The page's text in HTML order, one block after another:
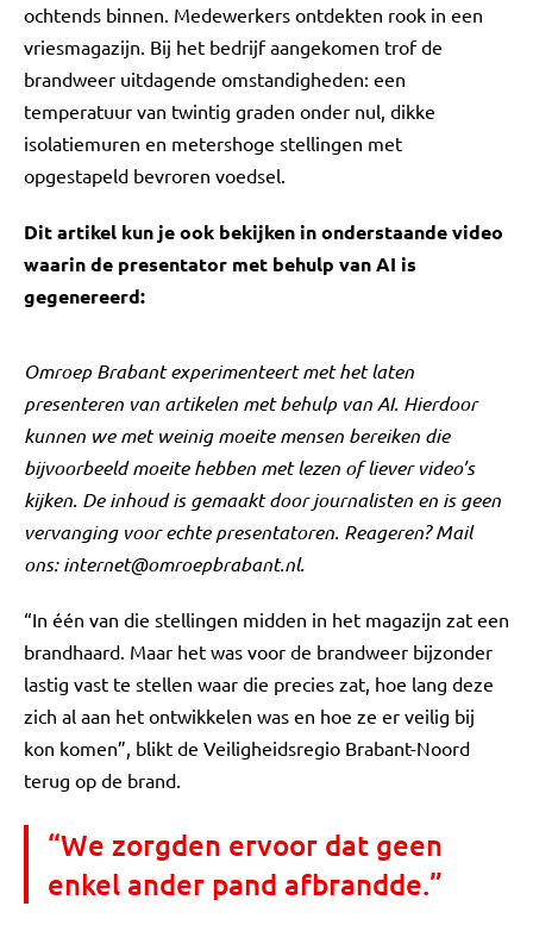
ochtends binnen. Medewerkers ontdekten rook in een
vriesmagazijn. Bij het bedrijf aangekomen trof de
brandweer uitdagende omstandigheden: een
temperatuur van twintig graden onder nul, dikke
isolatiemuren en metershoge stellingen met
opgestapeld bevroren voedsel.
Dit artikel kun je ook bekijken in onderstaande video
waarin de presentator met behulp van AI is
gegenereerd:
Omroep Brabant experimenteert met het laten
presenteren van artikelen met behulp van AI. Hierdoor
kunnen we met weinig moeite mensen bereiken die
bijvoorbeeld moeite hebben met lezen of liever video’s
kijken. De inhoud is gemaakt door journalisten en is geen
vervanging voor echte presentatoren. Reageren? Mail
ons:internet@omroepbrabant.nl.
“In één van die stellingen midden in het magazijn zat een
brandhaard. Maar het was voor de brandweer bijzonder
lastig vast te stellen waar die precies zat, hoe lang deze
zich al aan het ontwikkelen was en hoe ze er veilig bij
kon komen”, blikt de Veiligheidsregio Brabant-Noord
terug op de brand.
“We zorgden ervoor dat geen
enkel ander pand afbrandde.”